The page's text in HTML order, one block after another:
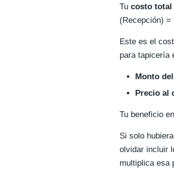
Tu costo total
(Recepción) =
Este es el
para tapicería
Monto
Precio al
Tu beneficio
Si solo
olvidar incluir
multiplica esa